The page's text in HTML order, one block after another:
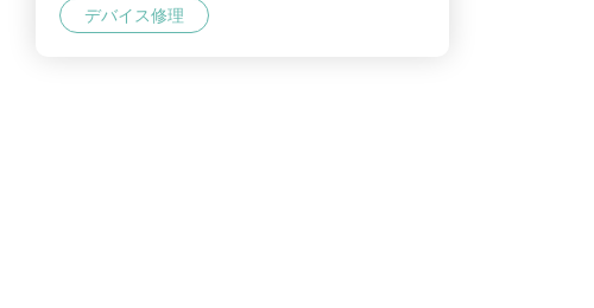
デバイス修理